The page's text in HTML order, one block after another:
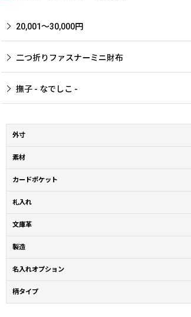
20,001〜30,000円
二つ折りファスナーミニ財布
撫子 - なでしこ -
外寸
素材
カードポケット
札入れ
文庫革
製造
名入れオプション
柄タイプ